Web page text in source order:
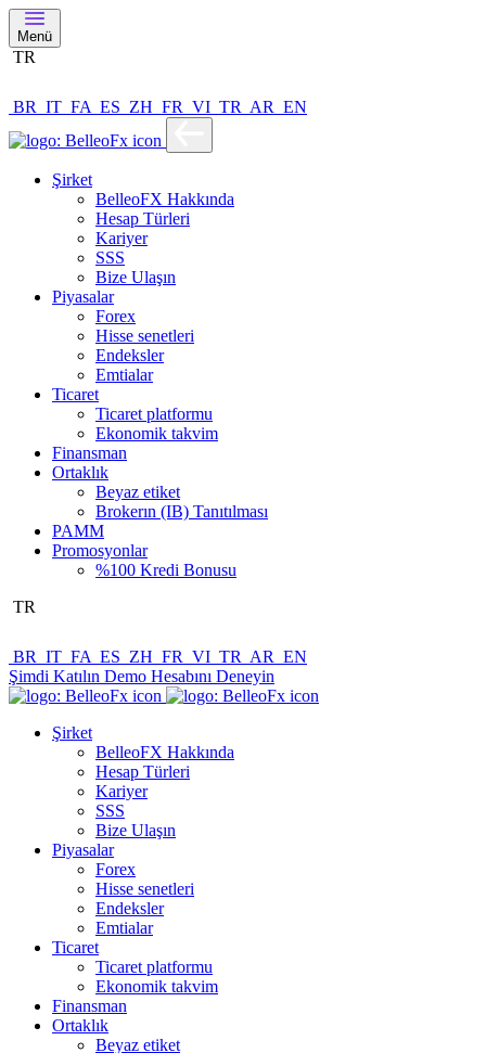
Menü
TR
BR IT FA ES ZH FR VI TR AR EN
Şirket
BelleoFX Hakkında
Hesap Türleri
Kariyer
SSS
Bize Ulaşın
Piyasalar
Forex
Hisse senetleri
Endeksler
Emtialar
Ticaret
Ticaret platformu
Ekonomik takvim
Finansman
Ortaklık
Beyaz etiket
Brokerın (IB) Tanıtılması
PAMM
Promosyonlar
%100 Kredi Bonusu
TR
BR IT FA ES ZH FR VI TR AR EN
Şimdi Katılın Demo Hesabını Deneyin
Şirket
BelleoFX Hakkında
Hesap Türleri
Kariyer
SSS
Bize Ulaşın
Piyasalar
Forex
Hisse senetleri
Endeksler
Emtialar
Ticaret
Ticaret platformu
Ekonomik takvim
Finansman
Ortaklık
Beyaz etiket